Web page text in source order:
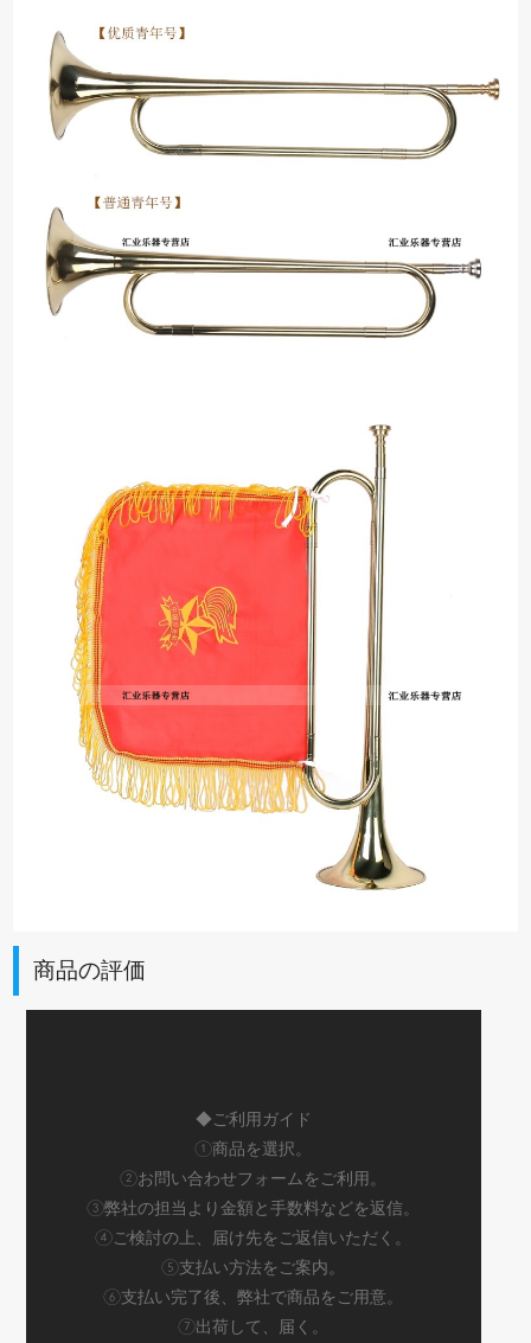
商品の評価
◆ご利用ガイド
①商品を選択。
②お問い合わせフォームをご利用。
③弊社の担当より金額と手数料などを返信。
④ご検討の上、届け先をご返信いただく。
⑤支払い方法をご案内。
⑥支払い完了後、弊社で商品をご用意。
⑦出荷して、届く。